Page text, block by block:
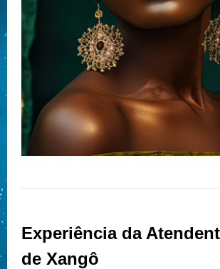
Experiência da
de Xangô